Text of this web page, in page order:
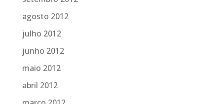
agosto 2012
julho 2012
junho 2012
maio 2012
abril 2012